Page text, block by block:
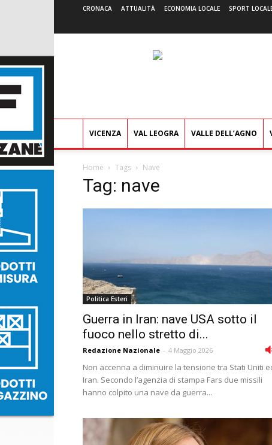
CRONACA ATTUALITÀ ECONOMIA LOCALE SPORT
VICENZA VAL LEOGRA VALLE DELL’AGNO
Home Tags Nave
Tag: nave
Politica Esteri
Guerra in Iran: nave USA sotto il
fuoco nello stretto di...
Redazione Nazionale - 4 Maggio 2026
Non accenna a diminuire la tensione tra Stati Uniti
Iran. Secondo l’agenzia di stampa Fars due missili
hanno colpito una nave da guerra...